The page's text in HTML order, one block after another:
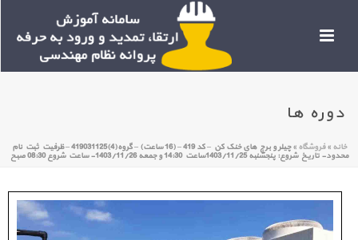
دوره ها
خانه »فروشگاه » چیلر و برج های خنک کن – کد 419 – (16 ساعت) – گروه(4)419031125 – ظرفیت ثبت نام
محدود- تاریخ شروع: پنجشنبه 1403/11/25ساعت 14:30 و جمعه 1403/11/26- ساعت شروع 08:30 صبح